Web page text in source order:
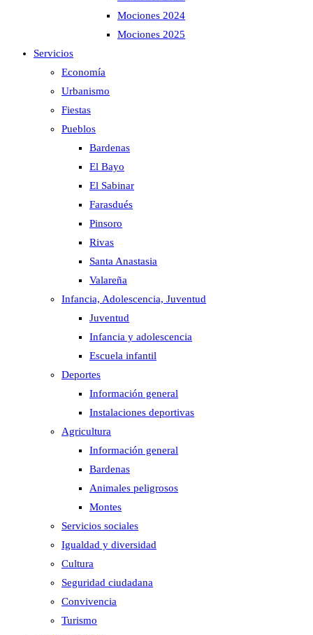
Mociones 2024
Mociones 2025
Servicios
Economía
Urbanismo
Fiestas
Pueblos
Bardenas
El Bayo
El Sabinar
Farasdués
Pinsoro
Rivas
Santa Anastasia
Valareña
Infancia, Adolescencia, Juventud
Juventud
Infancia y adolescencia
Escuela infantil
Deportes
Información general
Instalaciones deportivas
Agricultura
Información general
Bardenas
Animales peligrosos
Montes
Servicios sociales
Igualdad y diversidad
Cultura
Seguridad ciudadana
Convivencia
Turismo